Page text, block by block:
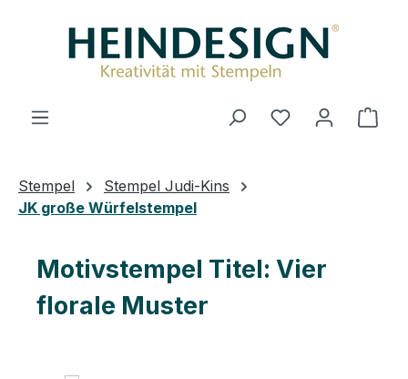
Du hast 0
Stempel
Stempel Judi-Kins
JK große Würfelstempel
Motivstempel Titel: Vier
florale Muster